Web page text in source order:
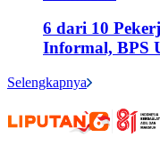
6 dari 10
Informal, BPS
Selengkapnya